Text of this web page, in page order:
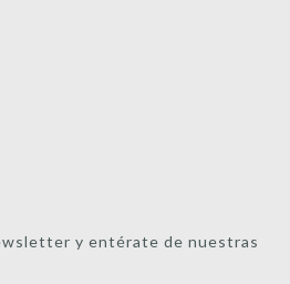
y entérate de nuestras